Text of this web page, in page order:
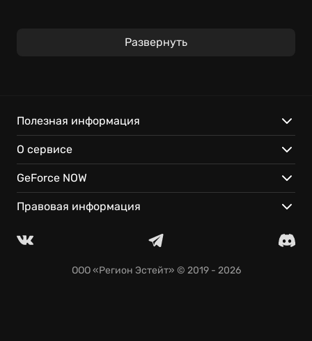
припасы, отбиваться от орд зомби и развивать
Множество персонажей с уникальными навыками.
Строительство и развитие базы для защиты от
зомби.
Играйте в State of Decay 2 в облаке GeForce NOW –
мгновенный доступ и любимые игры всегда под
Развернуть
Полезная информация
О сервисе
GeForce NOW
Правовая информация
ООО «Регион Эстейт» © 2019 - 2026